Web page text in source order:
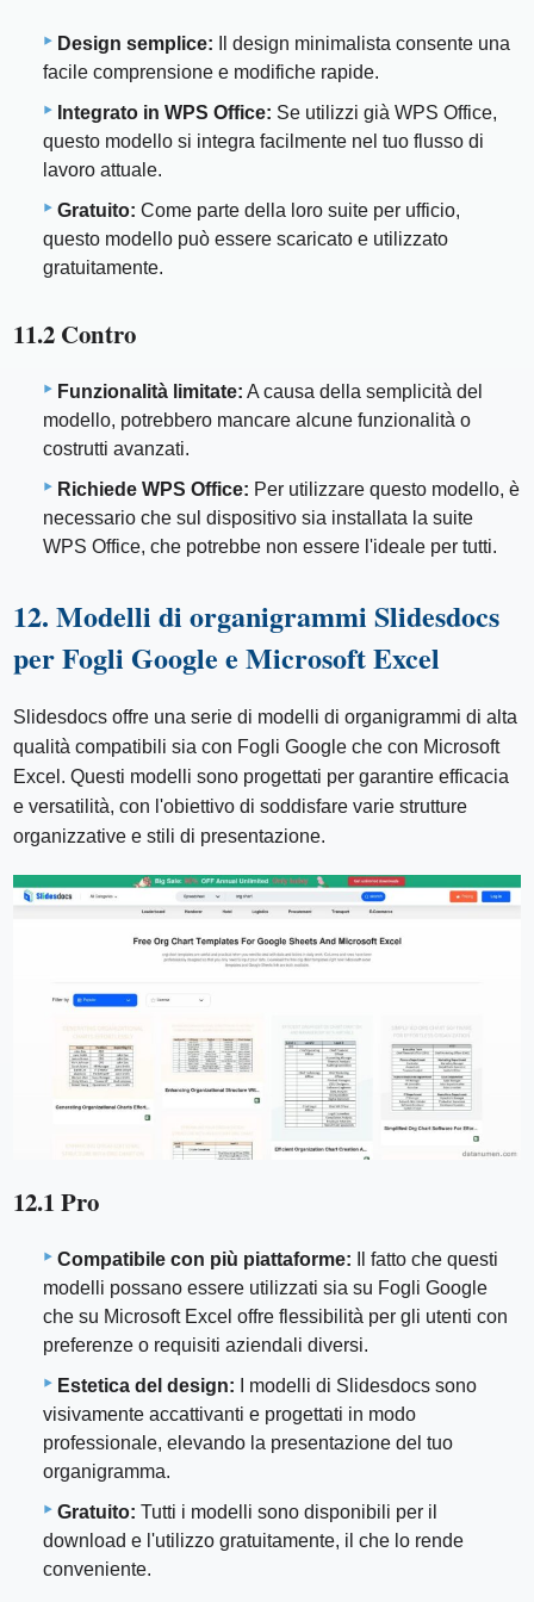
Design semplice: Il design minimalista consente una
facile comprensione e modifiche rapide.
Integrato in WPS Office: Se utilizzi già WPS Office,
questo modello si integra facilmente nel tuo flusso di
lavoro attuale.
Gratuito: Come parte della loro suite per ufficio,
questo modello può essere scaricato e utilizzato
gratuitamente.
11.2 Contro
Funzionalità limitate: A causa della semplicità del
modello, potrebbero mancare alcune funzionalità o
costrutti avanzati.
Richiede WPS Office: Per utilizzare questo modello, è
necessario che sul dispositivo sia installata la suite
WPS Office, che potrebbe non essere l'ideale per tutti.
12. Modelli di organigrammi Slidesdocs
per Fogli Google e Microsoft Excel
Slidesdocs offre una serie di modelli di organigrammi di alta
qualità compatibili sia con Fogli Google che con Microsoft
Excel. Questi modelli sono progettati per garantire efficacia
e versatilità, con l'obiettivo di soddisfare varie strutture
organizzative e stili di presentazione.
12.1 Pro
Compatibile con più piattaforme: Il fatto che questi
modelli possano essere utilizzati sia su Fogli Google
che su Microsoft Excel offre flessibilità per gli utenti con
preferenze o requisiti aziendali diversi.
Estetica del design: I modelli di Slidesdocs sono
visivamente accattivanti e progettati in modo
professionale, elevando la presentazione del tuo
organigramma.
Gratuito: Tutti i modelli sono disponibili per il
download e l'utilizzo gratuitamente, il che lo rende
conveniente.